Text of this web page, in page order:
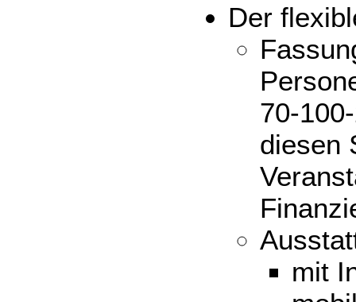
Der
70-
diesen
mit